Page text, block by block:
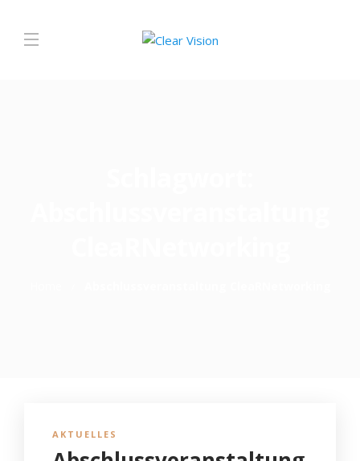
AKTUELLES